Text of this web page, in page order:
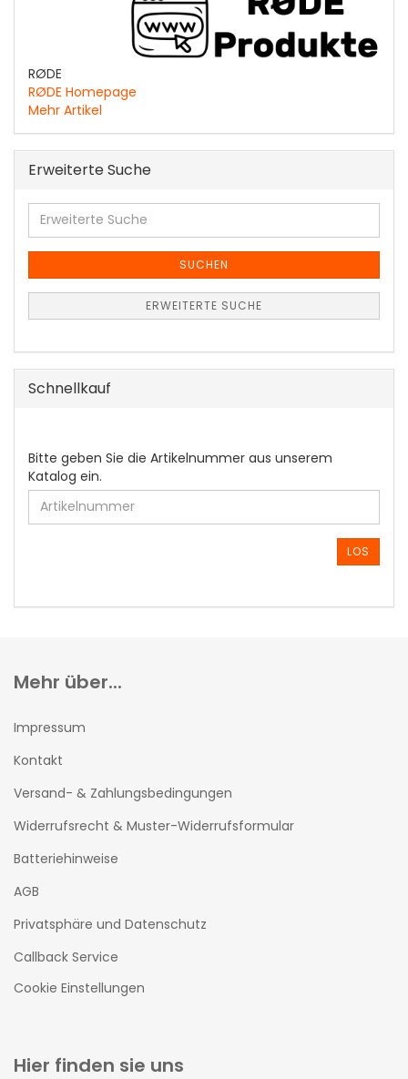
RØDE
RØDE Homepage
Mehr Artikel
Erweiterte Suche
Erweiterte
Suche
SUCHEN
ERWEITERTE SUCHE
Schnellkauf
BITTE
GEBEN
SIE
DIE
ARTIKELNUMMER
EIN.
Bitte geben Sie die Artikelnummer aus unserem
Katalog ein.
LOS
Mehr über...
Impressum
Kontakt
Versand- & Zahlungsbedingungen
Widerrufsrecht & Muster-Widerrufsformular
Batteriehinweise
AGB
Privatsphäre und Datenschutz
Callback Service
Cookie Einstellungen
Hier finden sie uns